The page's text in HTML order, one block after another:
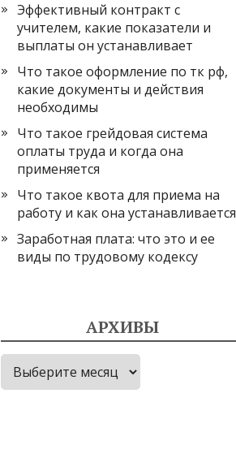
Эффективный контракт с
учителем, какие показатели и
выплаты он устанавливает
Что такое оформление по тк рф,
какие документы и действия
необходимы
Что такое грейдовая система
оплаты труда и когда она
применяется
Что такое квота для приема на
работу и как она устанавливается
Заработная плата: что это и ее
виды по трудовому кодексу
АРХИВЫ
Архивы